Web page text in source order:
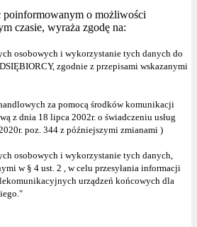
o możliwości
czasie, wyraża zgodę na:
osobowych i wykorzystanie tych danych do
zgodnie z przepisami wskazanymi
za pomocą środków komunikacji
z dnia 18 lipca 2002r. o świadczeniu usług
poz. 344 z późniejszymi zmianami )
osobowych i wykorzystanie tych danych,
w § 4 ust. 2 , w celu przesyłania informacji
urządzeń końcowych dla